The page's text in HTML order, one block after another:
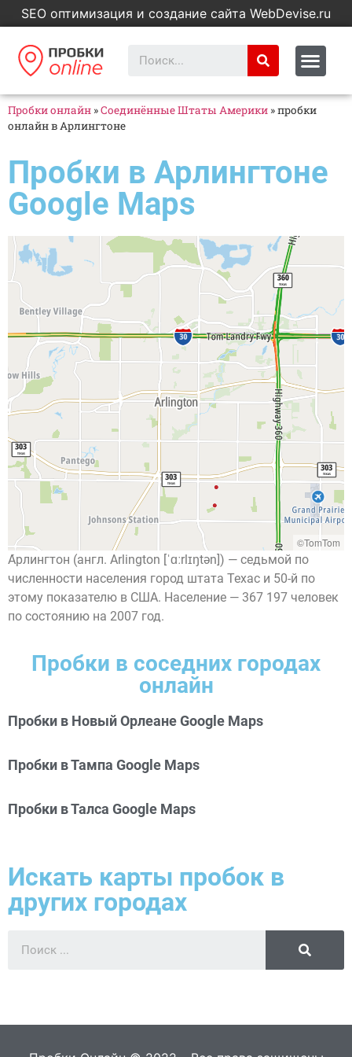
SEO оптимизация и создание сайта WebDevise.ru
Пробки онлайн »Соединённые Штаты Америки »пробки
онлайн в Арлингтоне
Пробки в Арлингтоне
Google Maps
©TomTom
А́рлингтон (англ. Arlington [ˈɑːrlɪŋtən]) — седьмой по
численности населения город штата Техас и 50-й по
этому показателю в США. Население — 367 197 человек
по состоянию на 2007 год.
Пробки в соседних городах
онлайн
Пробки в Новый Орлеане Google Maps
Пробки в Тампа Google Maps
Пробки в Талса Google Maps
Искать карты пробок в
других городах